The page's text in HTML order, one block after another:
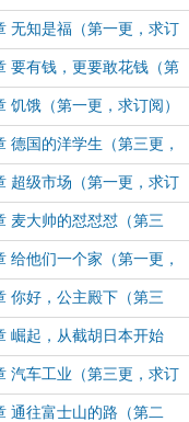
无知是福（第一更，求订
要有钱，更要敢花钱（第
订阅）
饥饿（第一更，求订阅）
德国的洋学生（第三更，
超级市场（第一更，求订
麦大帅的怼怼怼（第三
阅）
给他们一个家（第一更，
你好，公主殿下（第三
阅）
崛起，从截胡日本开始
，求订阅）
汽车工业（第三更，求订
通往富士山的路（第二